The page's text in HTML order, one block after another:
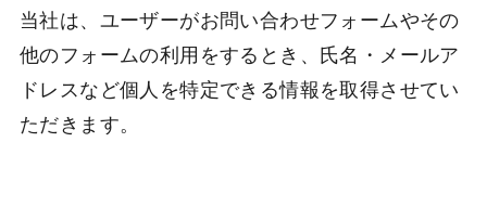
当社は、ユーザーがお問い合わせフォームやその
他のフォームの利用をするとき、氏名・メールア
ドレスなど個人を特定できる情報を取得させてい
ただきます。